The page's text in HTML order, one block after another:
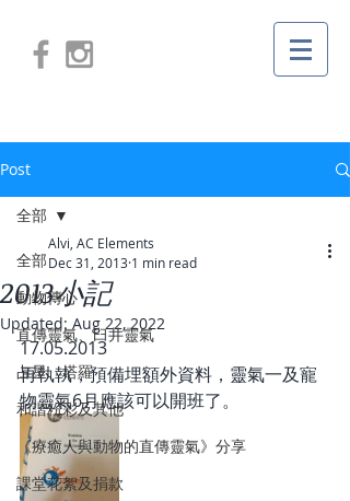
Post
全部
動物傳心
直傳靈氣、臼井靈氣
占星、塔羅
和諧粉彩及其他
《療癒人與動物的直傳靈氣》分享
課堂花絮及捐款
全部
2013小記
Alvi, AC Elements
Dec 31, 2013 1 min read
Updated: Aug 22, 2022
17.05.2013
再執執，預備埋額外資料，靈氣一及寵
物靈氣6月應該可以開班了。